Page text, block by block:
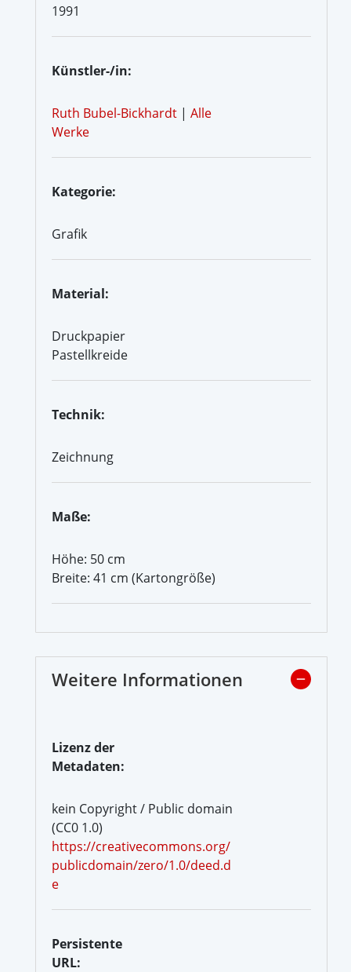
1991
Künstler-/in:
Ruth Bubel-Bickhardt | Alle
Werke
Kategorie:
Grafik
Material:
Druckpapier
Pastellkreide
Technik:
Zeichnung
Maße:
Höhe: 50 cm
Breite: 41 cm (Kartongröße)
Weitere Informationen
Lizenz der
Metadaten:
kein Copyright / Public domain
(CC0 1.0)
https://creativecommons.org/
publicdomain/zero/1.0/deed.d
e
Persistente
URL: